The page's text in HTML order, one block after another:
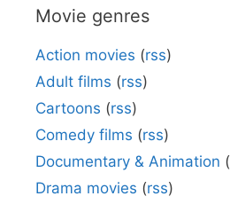
Movie genres
Action movies (rss)
Adult films (rss)
Cartoons (rss)
Comedy films (rss)
Documentary & Animation (
Drama movies (rss)